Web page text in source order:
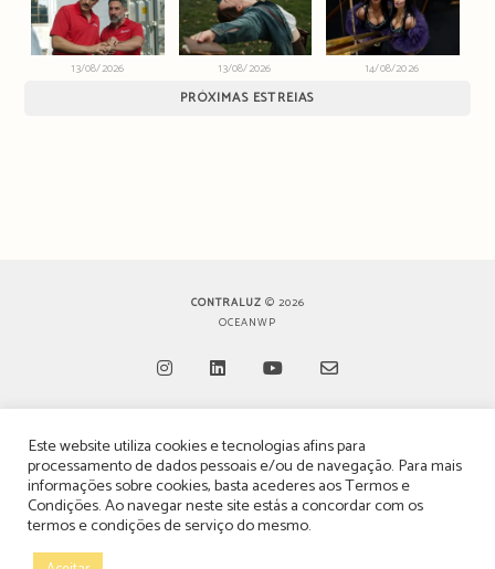
13/08/2026 13/08/2026 14/08/2026
PRÓXIMAS ESTREIAS
CONTRALUZ © 2026
OCEANWP
in
a
new
in
a
new
tab
in
a
new
in
a
new
TERMOS, CONDIÇÕES & POLÍTICA DE PRIVACIDADE
ESTATUTO EDITORIAL
POLÍTICA DE PUBLICIDADE E ANÚNCIOS
Este website utiliza cookies e tecnologias afins para
processamento de dados pessoais e/ou de navegação. Para mais
informações sobre cookies, basta acederes aosTermos e
Condições. Ao navegar neste site estás a concordar com os
termos e condições de serviço do mesmo.